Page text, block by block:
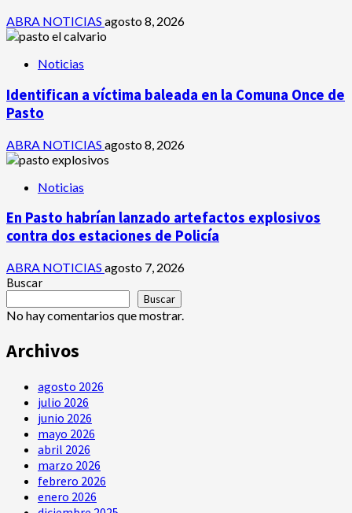
ABRA NOTICIAS agosto 8, 2026
Noticias
Identifican a víctima baleada en la Comuna Once de
Pasto
ABRA NOTICIAS agosto 8, 2026
Noticias
En Pasto habrían lanzado artefactos explosivos
contra dos estaciones de Policía
ABRA NOTICIAS agosto 7, 2026
Buscar
Buscar
No hay comentarios que mostrar.
Archivos
agosto 2026
julio 2026
junio 2026
mayo 2026
abril 2026
marzo 2026
febrero 2026
enero 2026